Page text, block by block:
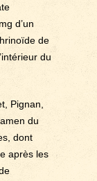
d’un
de
du
Pignan,
du
dont
après les